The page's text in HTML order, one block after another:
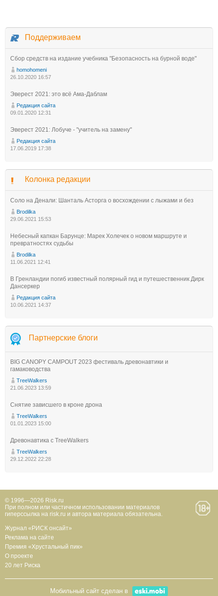
Поддерживаем
Сбор средств на издание учебника "Безопасность на бурной воде"
homohomeni
26.10.2020 16:57
Эверест 2021: это всё Ама-Даблам
Редакция сайта
09.01.2020 12:31
Эверест 2021: Лобуче - "учитель на замену"
Редакция сайта
17.06.2019 17:38
Колонка редакции
Соло на Денали: Шанталь Асторга о восхождении с лыжами и без
Brodilka
29.06.2021 15:53
Небесный капкан Барунце: Марек Холечек о новом маршруте и
превратностях судьбы
Brodilka
11.06.2021 12:41
В Гренландии погиб известный полярный гид и путешественник Дирк
Дансеркер
Редакция сайта
10.06.2021 14:37
Партнерские блоги
BIG CANOPY CAMPOUT 2023 фестиваль древонавтики и
гамаководства
TreeWalkers
21.06.2023 13:59
Снятие зависшего в кроне дрона
TreeWalkers
01.01.2023 15:00
Древонавтика с TreeWalkers
TreeWalkers
29.12.2022 22:28
© 1996—2026 Risk.ru
При полном или частичном использовании материалов
гиперссылка на risk.ru и автора материала обязательна.
Журнал «РИСК онсайт»
Реклама на сайте
Премия «Хрустальный пик»
О проекте
20 лет Риска
Мобильный сайт сделан в